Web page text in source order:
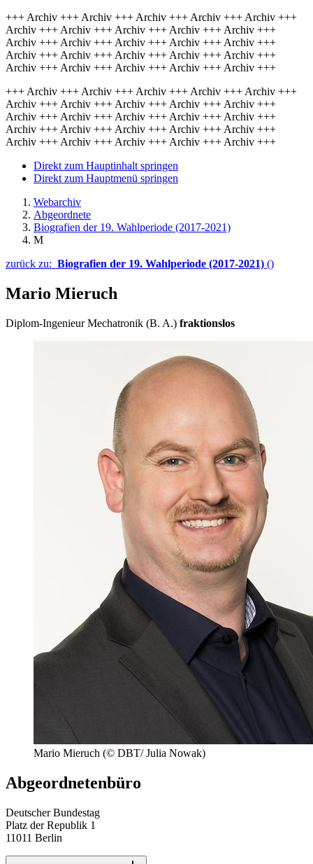
+++ Archiv +++ Archiv +++ Archiv +++ Archiv +++ Archiv +++
Archiv +++ Archiv +++ Archiv +++ Archiv +++ Archiv +++
Archiv +++ Archiv +++ Archiv +++ Archiv +++ Archiv +++
Archiv +++ Archiv +++ Archiv +++ Archiv +++ Archiv +++
Archiv +++ Archiv +++ Archiv +++ Archiv +++ Archiv +++
+++ Archiv +++ Archiv +++ Archiv +++ Archiv +++ Archiv +++
Archiv +++ Archiv +++ Archiv +++ Archiv +++ Archiv +++
Archiv +++ Archiv +++ Archiv +++ Archiv +++ Archiv +++
Archiv +++ Archiv +++ Archiv +++ Archiv +++ Archiv +++
Archiv +++ Archiv +++ Archiv +++ Archiv +++ Archiv +++
Direkt zum Hauptinhalt springen
Direkt zum Hauptmenü springen
Webarchiv
Abgeordnete
Biografien der 19. Wahlperiode (2017-2021)
M
zurück zu: Biografien der 19. Wahlperiode (2017-2021) ()
Mario Mieruch
Diplom-Ingenieur Mechatronik (B. A.) fraktionslos
Mario Mieruch (© DBT/ Julia Nowak)
Abgeordnetenbüro
Deutscher Bundestag
Platz der Republik 1
11011 Berlin